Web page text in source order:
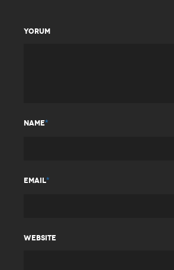
YORUM
NAME*
EMAIL*
WEBSITE